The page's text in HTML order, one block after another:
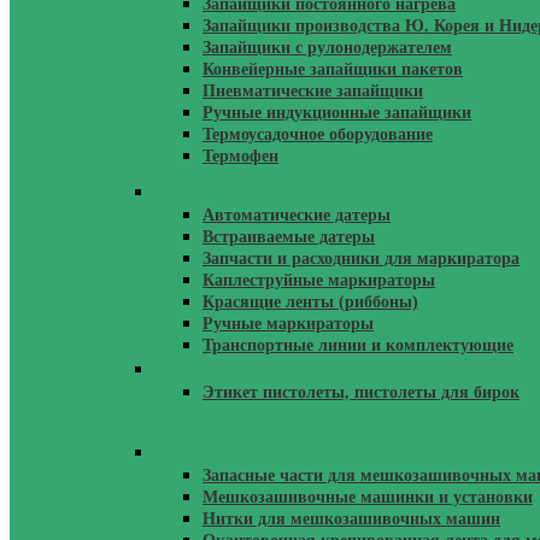
Запайщики постоянного нагрева
Запайщики производства Ю. Корея и
Запайщики с рулонодержателем
Конвейерные запайщики пакетов
Пневматические запайщики
Ручные индукционные запайщики
Термоусадочное оборудование
Термофен
Автоматические датеры
Встраиваемые датеры
Запчасти и расходники для маркиратора
Каплеструйные маркираторы
Красящие ленты (риббоны)
Ручные маркираторы
Транспортные линии и комплектующие
Этикет пистолеты, пистолеты для бирок
Запасные части для мешкозашивочных
Мешкозашивочные машинки и установки
Нитки для мешкозашивочных машин